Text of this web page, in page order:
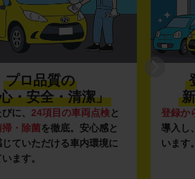
プロ品質の
・安全・清潔」
に、 24項目の車両点検と
・除菌を徹底。安心感と
ていただける車内環境に
ます。
登録か
導入し
います